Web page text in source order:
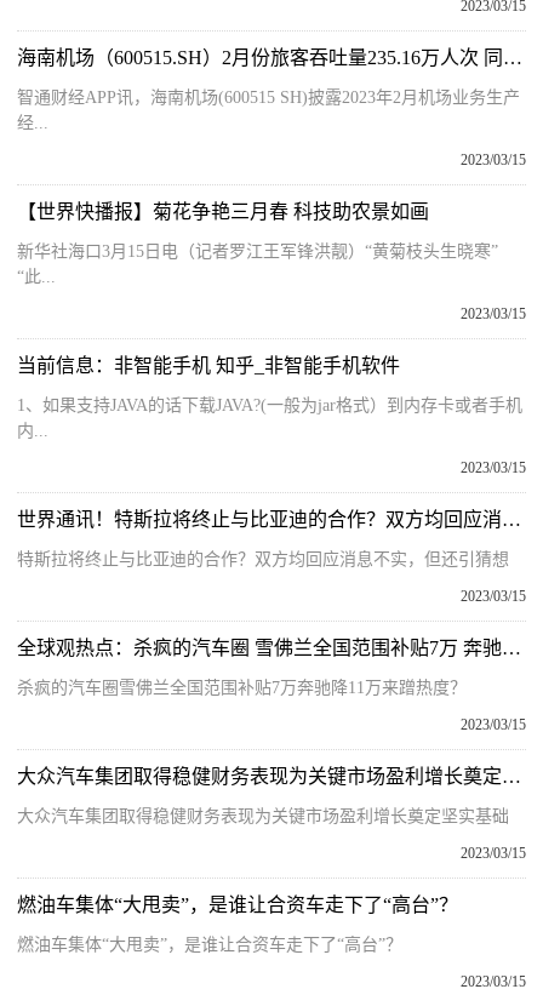
2023/03/15
海南机场（600515.SH）2月份旅客吞吐量235.16万人次 同比增长12.32％
智通财经APP讯，海南机场(600515 SH)披露2023年2月机场业务生产
经...
2023/03/15
【世界快播报】菊花争艳三月春 科技助农景如画
新华社海口3月15日电（记者罗江王军锋洪靓）“黄菊枝头生晓寒”
“此...
2023/03/15
当前信息：非智能手机 知乎_非智能手机软件
1、如果支持JAVA的话下载JAVA?(一般为jar格式）到内存卡或者手机
内...
2023/03/15
世界通讯！特斯拉将终止与比亚迪的合作？双方均回应消息不实，但还引猜想
特斯拉将终止与比亚迪的合作？双方均回应消息不实，但还引猜想
2023/03/15
全球观热点：杀疯的汽车圈 雪佛兰全国范围补贴7万 奔驰降11万来蹭热度？
杀疯的汽车圈雪佛兰全国范围补贴7万奔驰降11万来蹭热度？
2023/03/15
大众汽车集团取得稳健财务表现为关键市场盈利增长奠定坚实基础
大众汽车集团取得稳健财务表现为关键市场盈利增长奠定坚实基础
2023/03/15
燃油车集体“大甩卖”，是谁让合资车走下了“高台”？
燃油车集体“大甩卖”，是谁让合资车走下了“高台”？
2023/03/15